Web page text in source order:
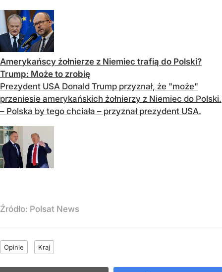
Amerykańscy żołnierze z Niemiec trafią do Polski?
Trump: Może to zrobię
Prezydent USA Donald Trump przyznał, że "może"
przeniesie amerykańskich żołnierzy z Niemiec do Polski.
– Polska by tego chciała – przyznał prezydent USA.
Źródło: Polsat News
Opinie Kraj